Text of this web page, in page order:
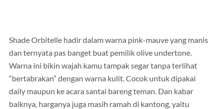
Shade Orbitelle hadir dalam warna pink-mauve yang manis
dan ternyata pas banget buat pemilik olive undertone.
Warna ini bikin wajah kamu tampak segar tanpa terlihat
“bertabrakan” dengan warna kulit. Cocok untuk dipakai
daily maupun ke acara santai bareng teman. Dan kabar
baiknya, harganya juga masih ramah di kantong, yaitu